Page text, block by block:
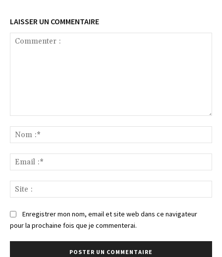
LAISSER UN COMMENTAIRE
:*
:*
:
Enregistrer mon nom, email et site web dans ce navigateur
pour la prochaine fois que je commenterai.